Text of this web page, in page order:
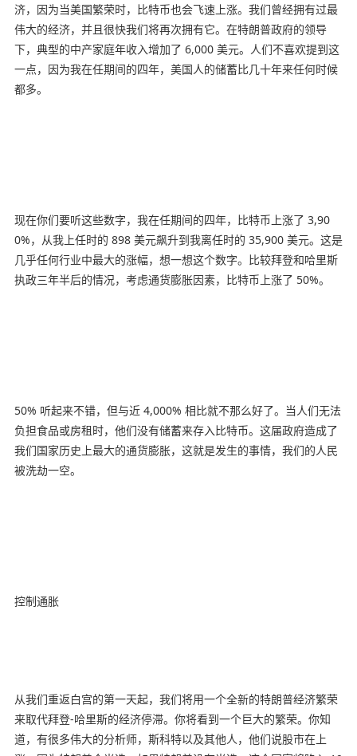
济，因为当美国繁荣时，比特币也会飞速上涨。我们曾经拥有过最
伟大的经济，并且很快我们将再次拥有它。在特朗普政府的领导
下，典型的中产家庭年收入增加了 6,000 美元。人们不喜欢提到这
一点，因为我在任期间的四年，美国人的储蓄比几十年来任何时候
都多。
现在你们要听这些数字，我在任期间的四年，比特币上涨了 3,90
0%，从我上任时的 898 美元飙升到我离任时的 35,900 美元。这是
几乎任何行业中最大的涨幅，想一想这个数字。比较拜登和哈里斯
执政三年半后的情况，考虑通货膨胀因素，比特币上涨了 50%。
50% 听起来不错，但与近 4,000% 相比就不那么好了。当人们无法
负担食品或房租时，他们没有储蓄来存入比特币。这届政府造成了
我们国家历史上最大的通货膨胀，这就是发生的事情，我们的人民
被洗劫一空。
控制通胀
从我们重返白宫的第一天起，我们将用一个全新的特朗普经济繁荣
来取代拜登-哈里斯的经济停滞。你将看到一个巨大的繁荣。你知
道，有很多伟大的分析师，斯科特以及其他人，他们说股市在上